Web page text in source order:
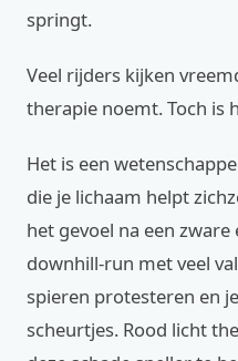
springt.
Veel rijders kijken
therapie noemt. Toch is
Het is een
die je lichaam helpt
het gevoel na een
downhill-run met veel
spieren protesteren en
scheurtjes. Rood licht